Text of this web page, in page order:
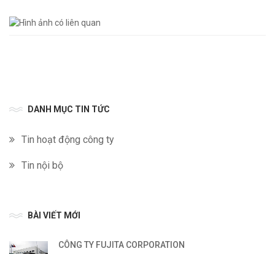
DANH MỤC TIN TỨC
Tin hoạt động công ty
Tin nội bộ
BÀI VIẾT MỚI
CÔNG TY FUJITA CORPORATION